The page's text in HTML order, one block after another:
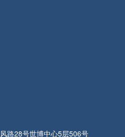
路28号世博中心5层506号